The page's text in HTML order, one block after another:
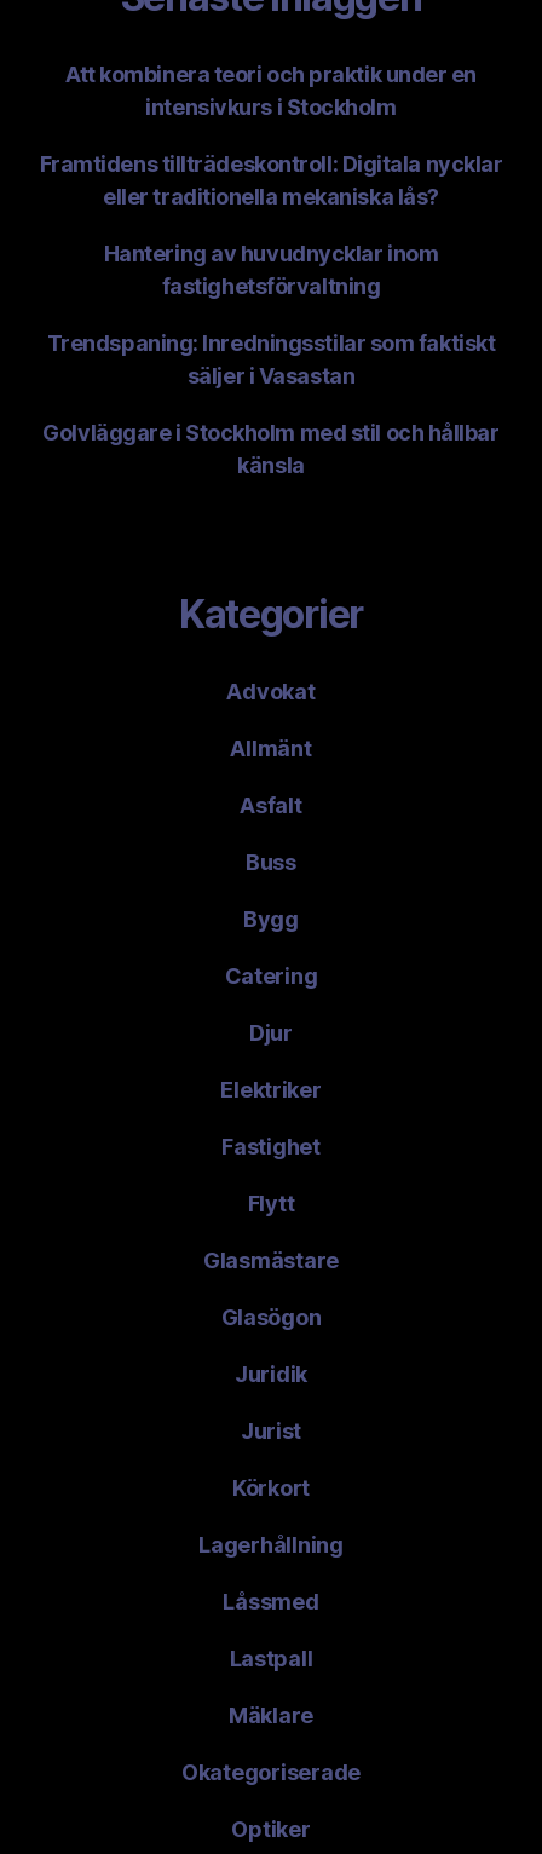
Att kombinera teori och praktik under en
intensivkurs i Stockholm
Framtidens tillträdeskontroll: Digitala nycklar
eller traditionella mekaniska lås?
Hantering av huvudnycklar inom
fastighetsförvaltning
Trendspaning: Inredningsstilar som faktiskt
säljer i Vasastan
Golvläggare i Stockholm med stil och hållbar
känsla
Kategorier
Advokat
Allmänt
Asfalt
Buss
Bygg
Catering
Djur
Elektriker
Fastighet
Flytt
Glasmästare
Glasögon
Juridik
Jurist
Körkort
Lagerhållning
Låssmed
Lastpall
Mäklare
Okategoriserade
Optiker